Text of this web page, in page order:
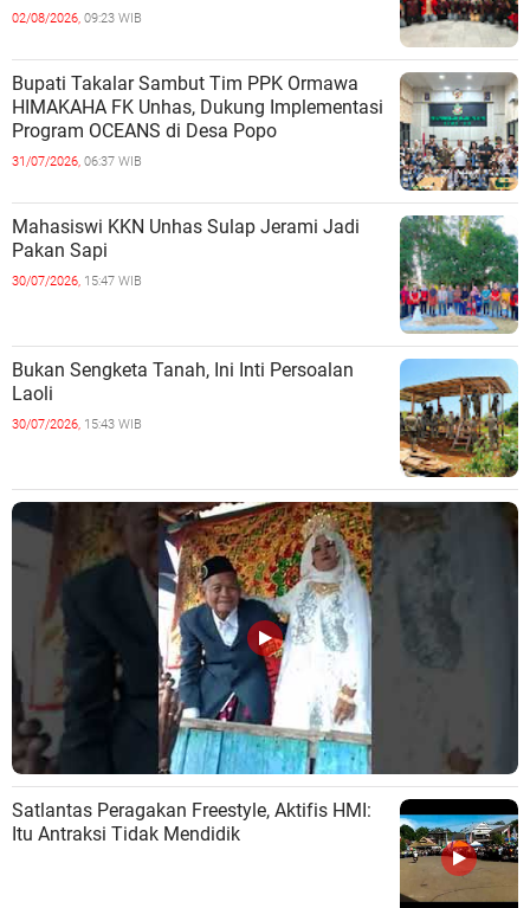
02/08/2026, 09:23 WIB
Bupati Takalar Sambut Tim PPK Ormawa
HIMAKAHA FK Unhas, Dukung Implementasi
Program OCEANS di Desa Popo
31/07/2026, 06:37 WIB
Mahasiswi KKN Unhas Sulap Jerami Jadi
Pakan Sapi
30/07/2026, 15:47 WIB
Bukan Sengketa Tanah, Ini Inti Persoalan
Laoli
30/07/2026, 15:43 WIB
Satlantas Peragakan Freestyle, Aktifis HMI:
Itu Antraksi Tidak Mendidik